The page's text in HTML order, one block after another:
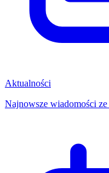
Aktualności
Najnowsze wiadomości